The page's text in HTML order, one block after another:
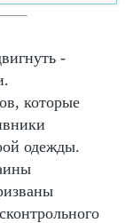
-
которые
одежды.